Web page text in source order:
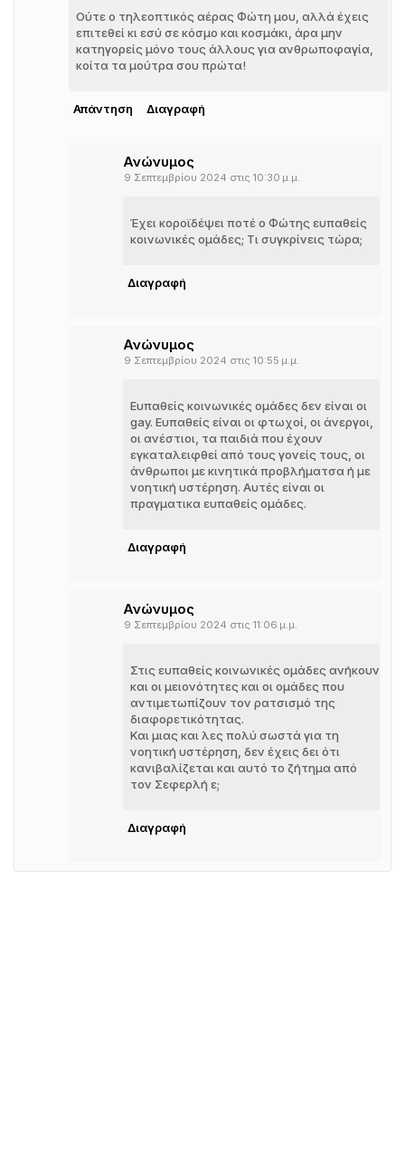
Ούτε ο τηλεοπτικός αέρας Φώτη μου, αλλά έχεις
επιτεθεί κι εσύ σε κόσμο και κοσμάκι, άρα μην
κατηγορείς μόνο τους άλλους για ανθρωποφαγία,
κοίτα τα μούτρα σου πρώτα!
Απάντηση Διαγραφή
Ανώνυμος
9 Σεπτεμβρίου 2024 στις 10:30 μ.μ.
Έχει κοροϊδέψει ποτέ ο Φώτης ευπαθείς
κοινωνικές ομάδες; Τι συγκρίνεις τώρα;
Διαγραφή
Ανώνυμος
9 Σεπτεμβρίου 2024 στις 10:55 μ.μ.
Ευπαθείς κοινωνικές ομάδες δεν είναι οι
gay. Ευπαθείς είναι οι φτωχοί, οι άνεργοι,
οι ανέστιοι, τα παιδιά που έχουν
εγκαταλειφθεί από τους γονείς τους, οι
άνθρωποι με κινητικά προβλήματσα ή με
νοητική υστέρηση. Αυτές είναι οι
πραγματικα ευπαθείς ομάδες.
Διαγραφή
Ανώνυμος
9 Σεπτεμβρίου 2024 στις 11:06 μ.μ.
Στις ευπαθείς κοινωνικές ομάδες ανήκουν
και οι μειονότητες και οι ομάδες που
αντιμετωπίζουν τον ρατσισμό της
διαφορετικότητας.
Και μιας και λες πολύ σωστά για τη
νοητική υστέρηση, δεν έχεις δει ότι
κανιβαλίζεται και αυτό το ζήτημα από
τον Σεφερλή ε;
Διαγραφή